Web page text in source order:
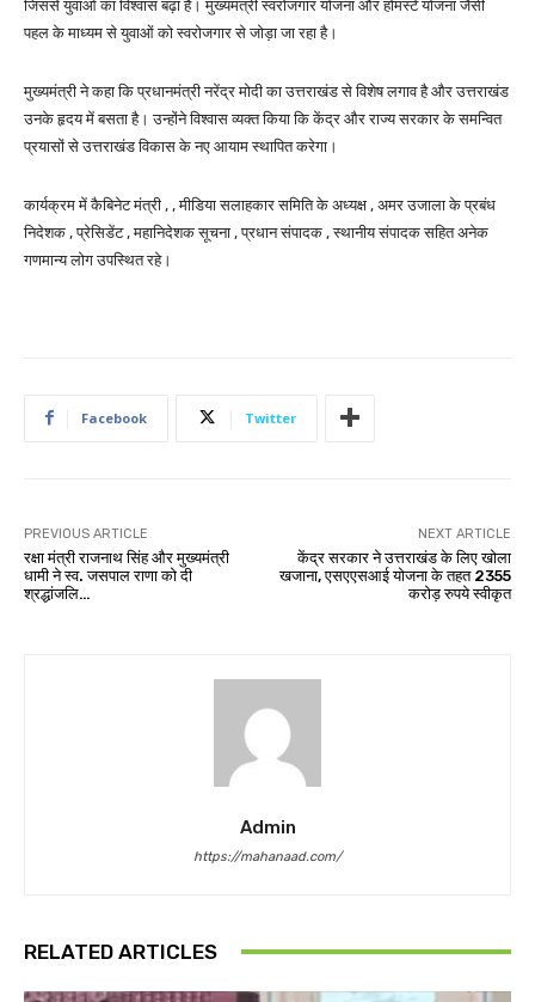
जिससे युवाओं का विश्वास बढ़ा है। मुख्यमंत्री स्वरोजगार योजना और होमस्टे योजना जैसी
पहल के माध्यम से युवाओं को स्वरोजगार से जोड़ा जा रहा है।
मुख्यमंत्री ने कहा कि प्रधानमंत्री नरेंद्र मोदी का उत्तराखंड से विशेष लगाव है और उत्तराखंड
उनके हृदय में बसता है। उन्होंने विश्वास व्यक्त किया कि केंद्र और राज्य सरकार के समन्वित
प्रयासों से उत्तराखंड विकास के नए आयाम स्थापित करेगा।
कार्यक्रम में कैबिनेट मंत्री , , मीडिया सलाहकार समिति के अध्यक्ष , अमर उजाला के प्रबंध
निदेशक , प्रेसिडेंट , महानिदेशक सूचना , प्रधान संपादक , स्थानीय संपादक सहित अनेक
गणमान्य लोग उपस्थित रहे।
Facebook Twitter
PREVIOUS ARTICLE
रक्षा मंत्री राजनाथ सिंह और मुख्यमंत्री
धामी ने स्व. जसपाल राणा को दी
श्रद्धांजलि…
NEXT ARTICLE
केंद्र सरकार ने उत्तराखंड के लिए खोला
खजाना, एसएएसआई योजना के तहत 2355
करोड़ रुपये स्वीकृत
Admin
https://mahanaad.com/
RELATED ARTICLES